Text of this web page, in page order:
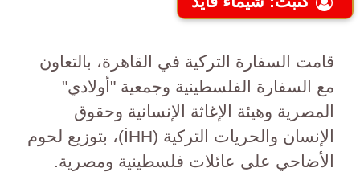
قامت السفارة التركية في القاهرة، بالتعاون
مع السفارة الفلسطينية وجمعية "أولادي"
المصرية وهيئة الإغاثة الإنسانية وحقوق
الإنسان والحريات التركية (İHH)، بتوزيع لحوم
الأضاحي على عائلات فلسطينية ومصرية.